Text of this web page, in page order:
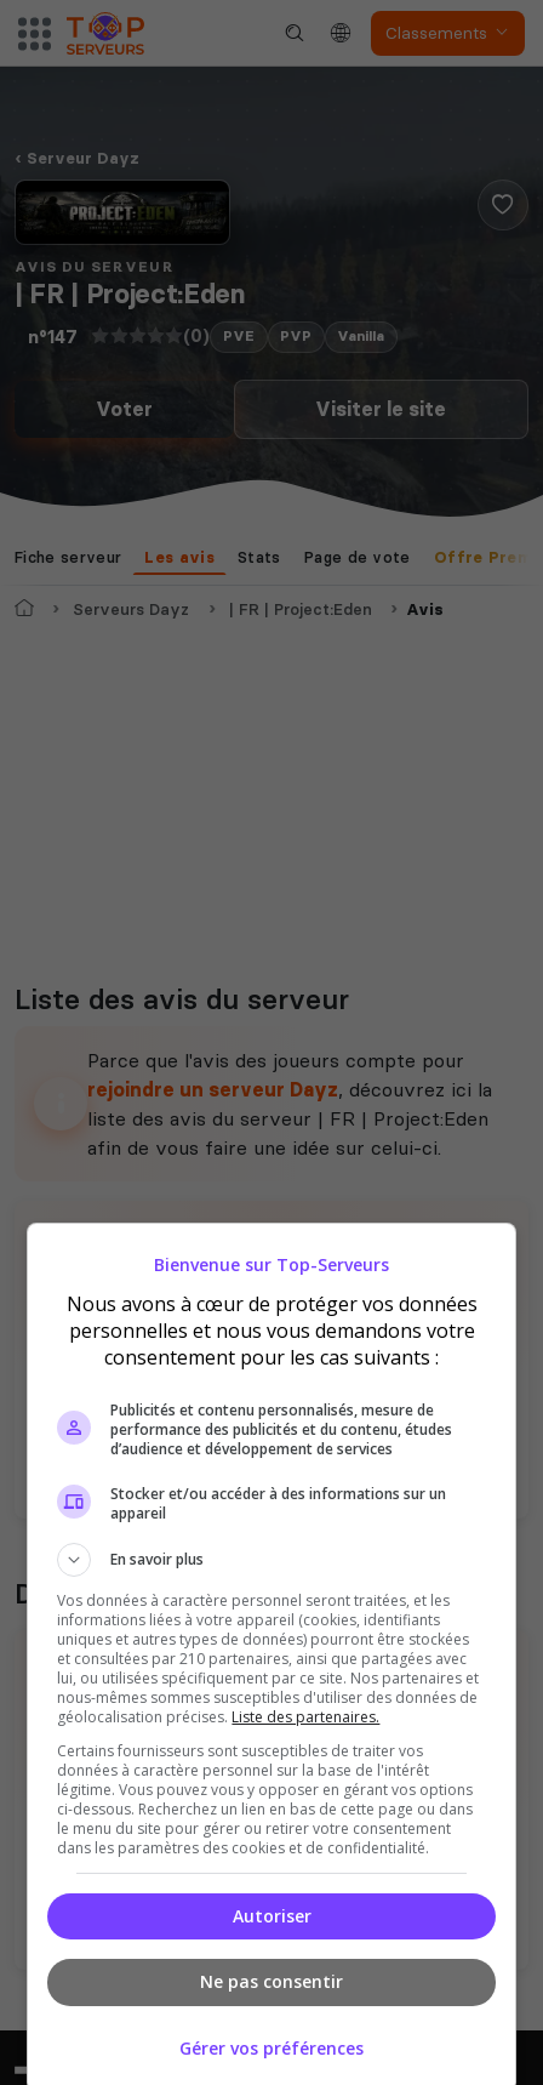
Classements
The Front
Dune Awakening
Squad
Neverwinter
Nights
Serveur Dayz
AVIS DU SERVEUR
| FR | Project:Eden
n°147 (0) PVE PVP Vanilla
Voter Visiter le site
Fiche serveur Les avis Stats Page de vote Offre
AccueilServeurs Dayz | FR | Project:Eden Avis
Liste des avis du serveur
Parce que l'avis des joueurs compte pour
rejoindre un serveur Dayz, découvrez ici la
liste des avis du serveur | FR | Project:Eden
afin de vous faire une idée sur celui-ci.
Il n'y a pas encore d'avis sur ce serveur.
Qualité
Staff du serveur
Ambiance
Disponibilité
Donner son avis sur le serveur
Vous devez être connecté pour ajouter
un avis sur ce serveur !
Se connecter S'inscrire
Bienvenue sur Top-Serveurs
Nous avons à cœur de protéger vos données
personnelles et nous vous demandons votre
consentement pour les cas suivants :
Publicités et contenu personnalisés, mesure de
performance des publicités et du contenu, études
d’audience et développement de services
Stocker et/ou accéder à des informations sur un
appareil
En savoir plus
Vos données à caractère personnel seront traitées, et les
informations liées à votre appareil (cookies, identifiants
uniques et autres types de données) pourront être stockées
et consultées par 210 partenaires, ainsi que partagées avec
lui, ou utilisées spécifiquement par ce site. Nos partenaires et
nous-mêmes sommes susceptibles d'utiliser des données de
géolocalisation précises. Liste des partenaires.
Certains fournisseurs sont susceptibles de traiter vos
données à caractère personnel sur la base de l'intérêt
légitime. Vous pouvez vous y opposer en gérant vos options
ci-dessous. Recherchez un lien en bas de cette page ou dans
le menu du site pour gérer ou retirer votre consentement
dans les paramètres des cookies et de confidentialité.
Autoriser
Ne pas consentir
Gérer vos préférences